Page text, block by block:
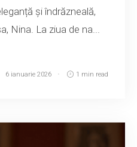
și îndrăzneală,
Nina. La ziua de na...
6 ianuarie 2026 1 min read